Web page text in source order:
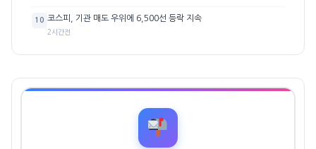
10 코스피, 기관 매도 우위에 6,500선 등락 지속
2시간전